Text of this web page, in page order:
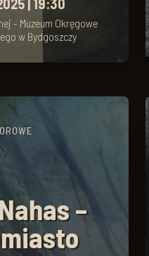
| 19:30
- Muzeum Okręgowe
w Bydgoszczy
–